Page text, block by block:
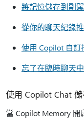
將記憶儲存到副
從你的聊天紀錄
使用 Copilot 自訂
忘了在臨時聊天
使用 Copilot Chat
當 Copilot Memory